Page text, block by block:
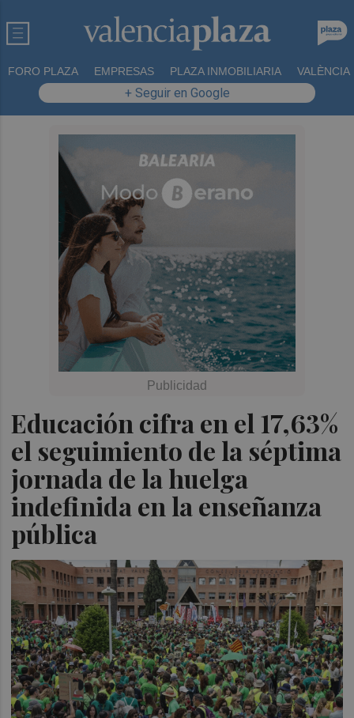
FORO PLAZA EMPRESAS PLAZA INMOBILIARIA VALÈNCIA
+ Seguir en Google
Educación cifra en el 17,63%
el seguimiento de la séptima
jornada de la huelga
indefinida en la enseñanza
pública